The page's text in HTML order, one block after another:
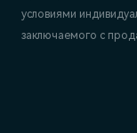
условиями
заключаемого с